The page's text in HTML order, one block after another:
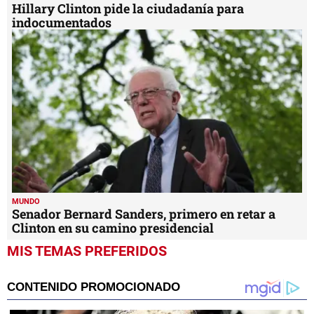
Hillary Clinton pide la ciudadanía para
indocumentados
MUNDO
Senador Bernard Sanders, primero en retar a
Clinton en su camino presidencial
MIS TEMAS PREFERIDOS